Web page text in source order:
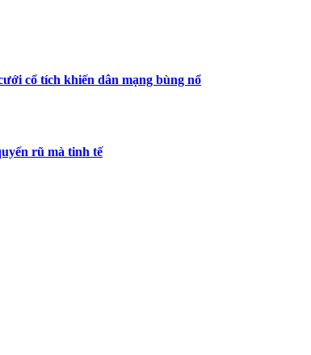
cổ tích khiến dân mạng bùng nổ
rũ mà tinh tế